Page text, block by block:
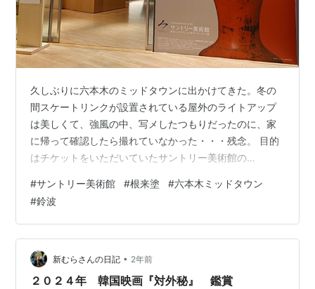
久しぶりに六本木のミッドタウンに出かけてきた。冬の
間スケートリンクが設置されている屋外のライトアップ
は美しくて、強風の中、写メしたつもりだったのに、家
に帰って確認したら撮れていなかった・・・残念。 目的
はチケットをいただいていたサントリー美術館の
たら最終日になってしまい、慌てて訪れた。 根来寺に
は、以前和歌山にパンダを見に行き、高野山の宿坊に泊
まった際に立ち寄った。秀吉に抵抗した武装した僧兵の
根来衆のことは日本史やドラマで知っていて、現地でも
説明を見た記憶があるけれど、漆器のことは特に気に留
めなかった。木地に下地を塗った後、椀の場合は口を…
#サントリー美術館 #根来塗 #六本木ミッドタウン
#鈴波
新むらさんの日記 • 2年前
２０２４年 韓国映画『対外秘』 鑑賞